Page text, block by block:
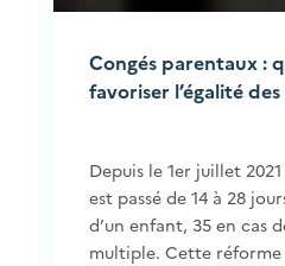
Congés parentaux :
favoriser l’égalité des
Depuis le 1er juillet
est passé de 14 à 28
d’un enfant, 35 en cas
multiple. Cette